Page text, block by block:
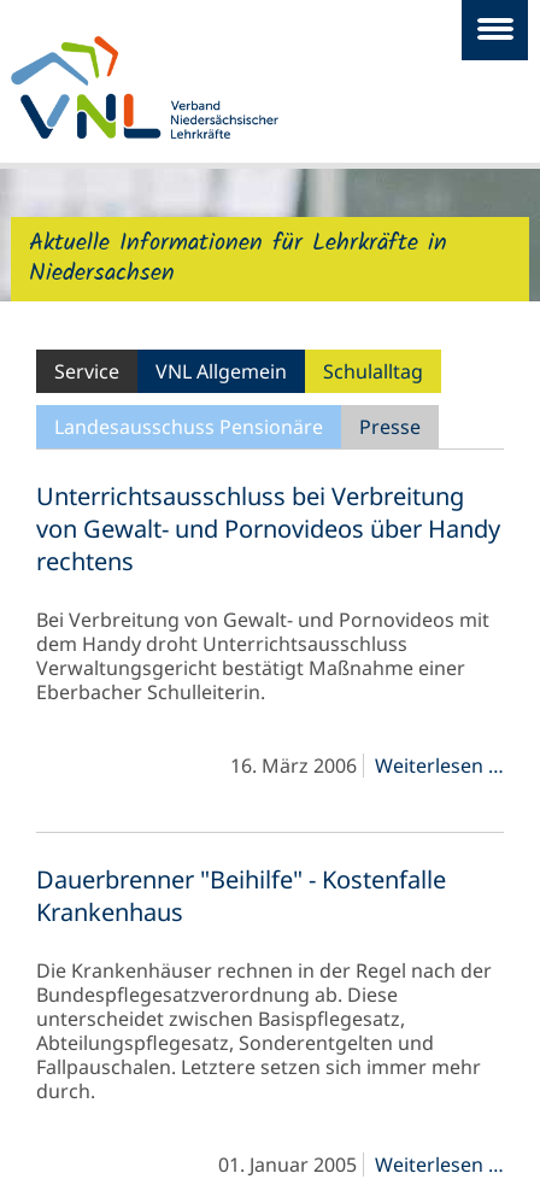
Aktuelle Informationen für Lehrkräfte in
Niedersachsen
Service VNL Allgemein Schulalltag
Landesausschuss Pensionäre Presse
Unterrichtsausschluss bei Verbreitung
von Gewalt- und Pornovideos über Handy
rechtens
Bei Verbreitung von Gewalt- und Pornovideos mit
dem Handy droht Unterrichtsausschluss
Verwaltungsgericht bestätigt Maßnahme einer
Eberbacher Schulleiterin.
16. März 2006 Weiterlesen …
von
Dauerbrenner "Beihilfe" - Kostenfalle
Krankenhaus
Die Krankenhäuser rechnen in der Regel nach der
Bundespflegesatzverordnung ab. Diese
unterscheidet zwischen Basispflegesatz,
Abteilungspflegesatz, Sonderentgelten und
Fallpauschalen. Letztere setzen sich immer mehr
durch.
01. Januar 2005 Weiterlesen …